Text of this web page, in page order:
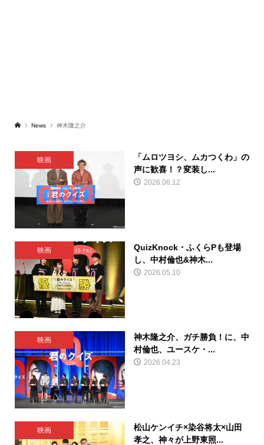
News 神木隆之介
映画
「ムロツヨシ、ムカつくわ」の
声に歓喜！？変装し...
2026.06.12
映画
QuizKnock・ふくらPも登場
し、中村倫也&神木...
2026.05.10
映画
神木隆之介、ガチ勝負！に、中
村倫也、ユースケ・...
2026.04.23
映画
松山ケンイチ×染谷将太×山田
孝之、神々が上野東照...